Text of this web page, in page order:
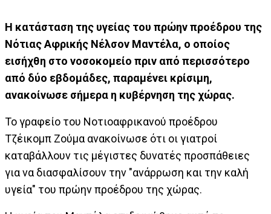
Η κατάσταση της υγείας του πρώην προέδρου της
Νότιας Αφρικής Νέλσον Μαντέλα, ο οποίος
εισήχθη στο νοσοκομείο πριν από περισσότερο
από δύο εβδομάδες, παραμένει κρίσιμη,
ανακοίνωσε σήμερα η κυβέρνηση της χώρας.
Το γραφείο του Νοτιοαφρικανού προέδρου
Τζέικομπ Ζούμα ανακοίνωσε ότι οι γιατροί
καταβάλλουν τις μέγιστες δυνατές προσπάθειες
για να διασφαλίσουν την "ανάρρωση και την καλή
υγεία" του πρώην προέδρου της χώρας.